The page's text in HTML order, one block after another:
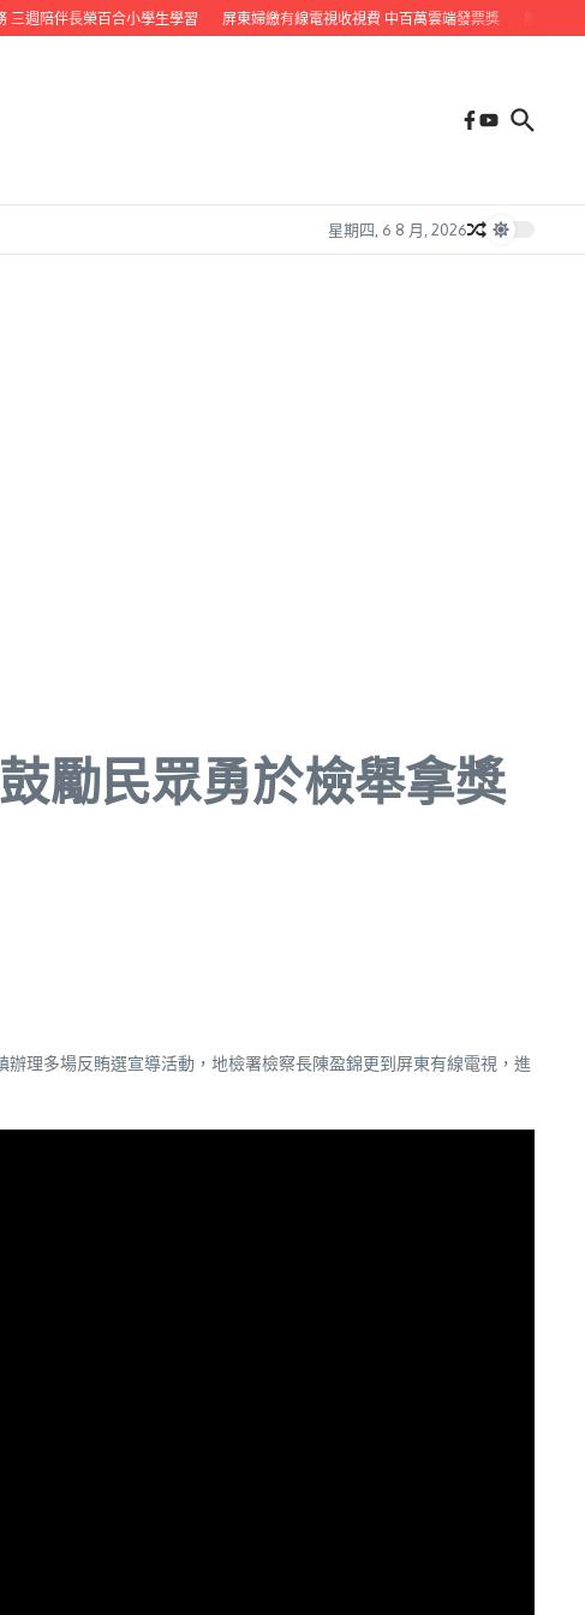
週陪伴長榮百合小學生學習 屏東婦繳有線電視收視費 中百萬雲端發票獎 解決永久屋
星期四, 6 8 月, 2026
勵民眾勇於檢舉拿獎
理多場反賄選宣導活動，地檢署檢察長陳盈錦更到屏東有線電視，進